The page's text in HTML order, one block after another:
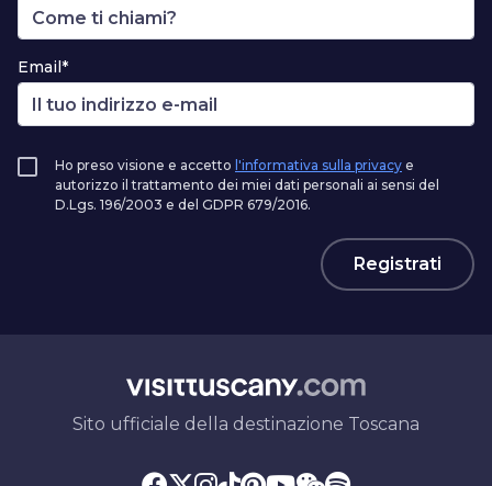
Email*
Ho preso visione e accetto l'informativa sulla privacy e
autorizzo il trattamento dei miei dati personali ai sensi del
D.Lgs. 196/2003 e del GDPR 679/2016.
Registrati
Sito ufficiale della destinazione Toscana